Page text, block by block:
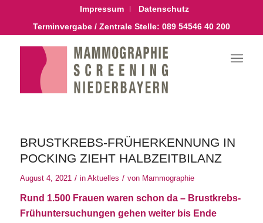
Impressum
Datenschutz
Terminvergabe / Zentrale Stelle: 089 54546 40 200
BRUSTKREBS-FRÜHERKENNUNG IN
POCKING ZIEHT HALBZEITBILANZ
August 4, 2021 / in Aktuelles / von Mammographie
Rund 1.500 Frauen waren schon da – Brustkrebs-
Frühuntersuchungen gehen weiter bis Ende